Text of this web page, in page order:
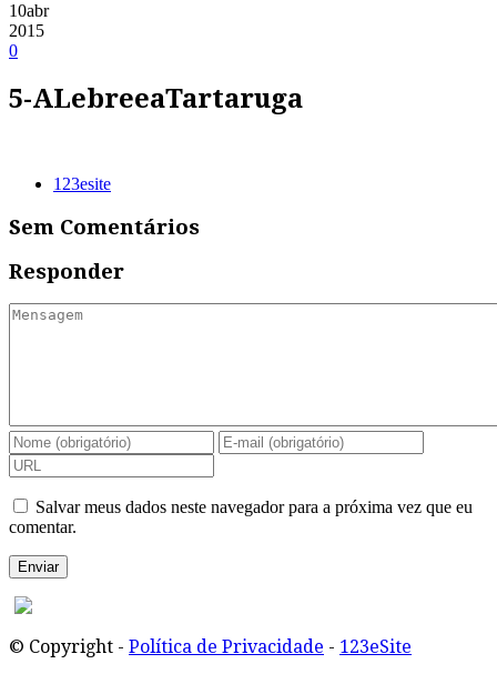
10abr
2015
0
5-ALebreeaTartaruga
123esite
Sem Comentários
Responder
Salvar meus dados neste navegador para a próxima vez que eu
comentar.
© Copyright - Política de Privacidade - 123eSite